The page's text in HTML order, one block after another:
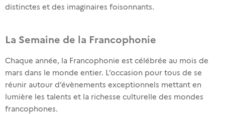
1 events
Résidence du Chilli - Jakarta
1 events
distinctes et des imaginaires foisonnants.
La Semaine de la Francophonie
Chaque année, la Francophonie est célébrée au mois de
mars dans le monde entier. L’occasion pour tous de se
réunir autour d’évènements exceptionnels mettant en
lumière les talents et la richesse culturelle des mondes
francophones.